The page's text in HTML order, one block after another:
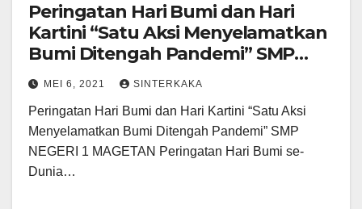
Peringatan Hari Bumi dan Hari
Kartini “Satu Aksi Menyelamatkan
Bumi Ditengah Pandemi” SMP
NEGERI 1 MAGETAN
MEI 6, 2021 SINTERKAKA
Peringatan Hari Bumi dan Hari Kartini “Satu Aksi
Menyelamatkan Bumi Ditengah Pandemi” SMP
NEGERI 1 MAGETAN Peringatan Hari Bumi se-
Dunia…